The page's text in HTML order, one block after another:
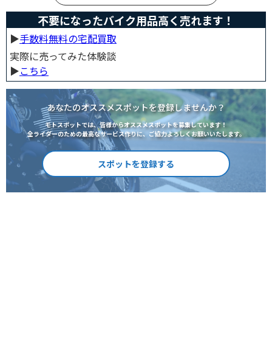
不要になったバイク用品高く売れます！
▶︎手数料無料の宅配買取
実際に売ってみた体験談
▶︎こちら
あなたのオススメスポットを登録しませんか？
モトスポットでは、皆様からオススメスポットを募集しています！
全ライダーのための最高なサービス作りに、ご協力よろしくお願いいたします。
スポットを登録する